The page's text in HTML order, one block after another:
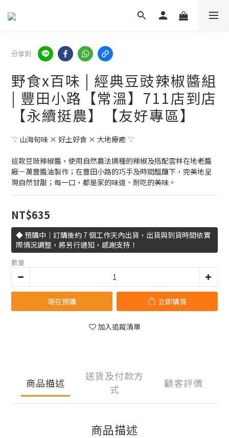
分享到
野食x百味 | 經典豆豉辣椒醬組
| 豐田小路【常溫】711店到店
【永續挺農】【友好專區】
𓇢 山海旬味 × 好土好食 × 大地療癒 𓇢
這款豆豉辣椒醬，使用自然農法摘種的辣椒及搭配雲林在地老醬
廠－萬豐醬油製作；在豐田小路的巧手及時間醞釀下，完美地呈
現自然甘甜；每一口，都是家的味道、耐吃的美味。
NT$635
◆ 預購中｜訂購後約 7 個工作天內出貨，出貨與到貨時間依實
際情況調整，將另行通知，感謝支持！
數量
現在預購 立即購買
加入追蹤清單
商品描述
送貨及付款方
式
顧客評價
商品描述